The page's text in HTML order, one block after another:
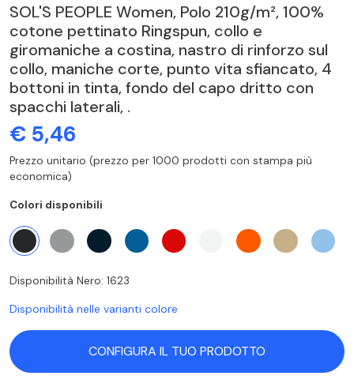
SOL'S PEOPLE Women, Polo 210g/m², 100%
cotone pettinato Ringspun, collo e
giromaniche a costina, nastro di rinforzo sul
collo, maniche corte, punto vita sfiancato, 4
bottoni in tinta, fondo del capo dritto con
spacchi laterali, .
€ 5,46
Prezzo unitario (prezzo per 1000 prodotti con stampa più
economica)
Colori disponibili
Disponibilità Nero: 1623
Disponibilità nelle varianti colore
CONFIGURA IL TUO PRODOTTO